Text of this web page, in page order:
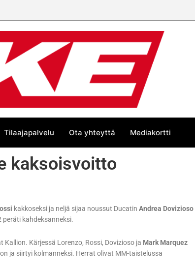
Tilaajapalvelu Ota yhteyttä Mediakortti
kaksoisvoitto
kakkoseksi ja neljä sijaa noussut Ducatin Andrea Dovizioso
kahdeksanneksi.
Kallion. Kärjessä Lorenzo, Rossi, Dovizioso ja Mark Marquez
ja siirtyi kolmanneksi. Herrat olivat MM-taistelussa